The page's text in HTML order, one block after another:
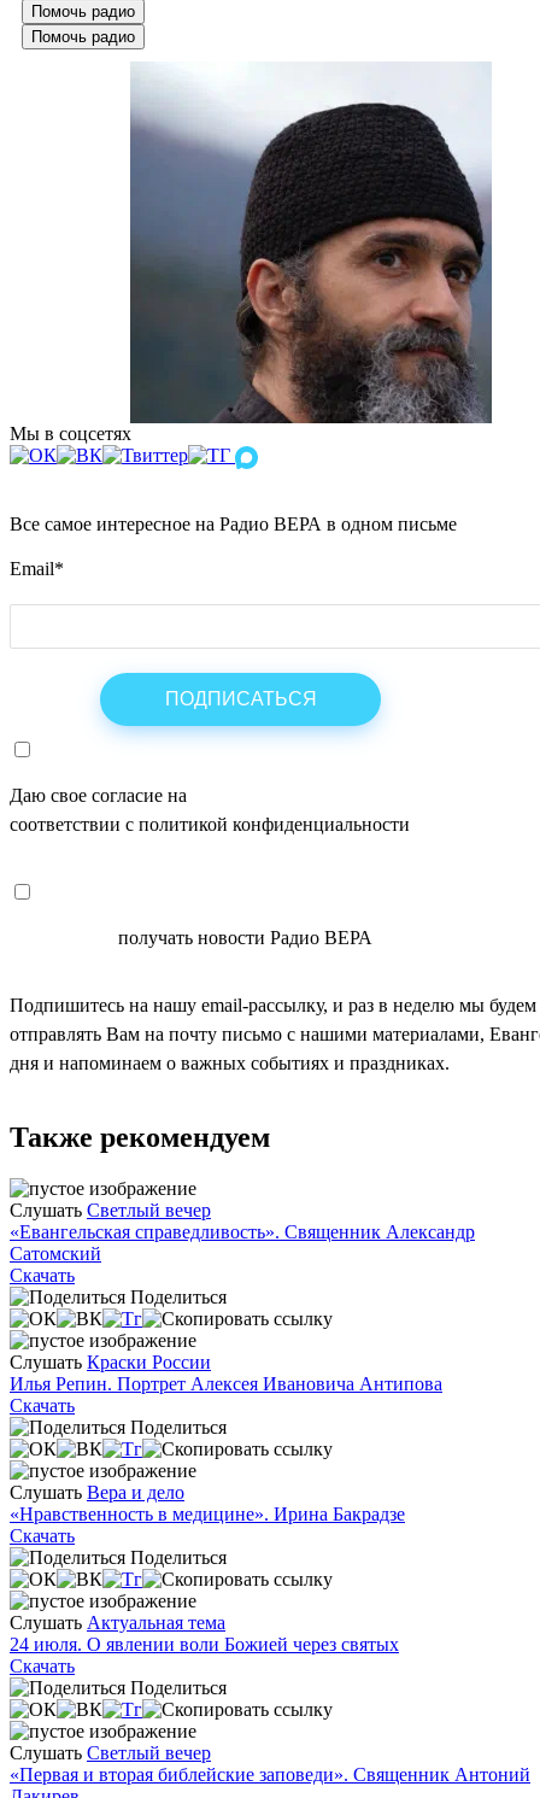
Помочь радио
Помочь радио
Мы в соцсетях
Все самое интересное на Радио ВЕРА в одном письме
Email*
Даю свое согласие на
соответствии с политикой конфиденциальности
получать новости Радио ВЕРА
Подпишитесь на нашу email-рассылку, и раз в неделю мы будем
отправлять Вам на почту письмо с нашими материалами,
дня и напоминаем о важных событиях и праздниках.
Также рекомендуем
Слушать Светлый вечер
«Евангельская справедливость». Священник Александр
Сатомский
Скачать
Поделиться
Слушать Краски России
Илья Репин. Портрет Алексея Ивановича Антипова
Скачать
Поделиться
Слушать Вера и дело
«Нравственность в медицине». Ирина Бакрадзе
Скачать
Поделиться
Слушать Актуальная тема
24 июля. О явлении воли Божией через святых
Скачать
Поделиться
Слушать Светлый вечер
«Первая и вторая библейские заповеди». Священник Антоний